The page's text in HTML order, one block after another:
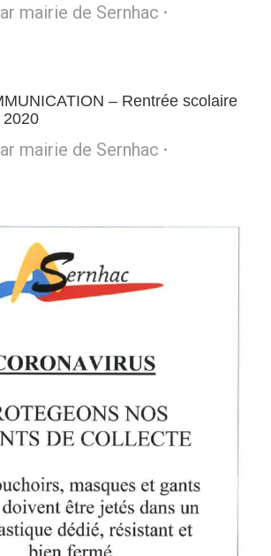
mairie de Sernhac
– Rentrée scolaire
2020
mairie de Sernhac